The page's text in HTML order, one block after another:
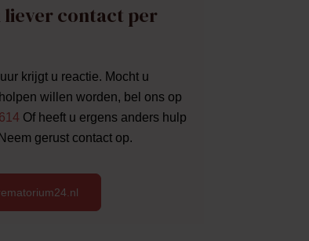
liever contact per
krijgt u reactie. Mocht u
willen worden, bel ons op
Of heeft u ergens anders hulp
gerust contact op.